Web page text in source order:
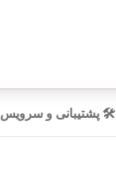
🛠️ پشتیبانی و سرویس